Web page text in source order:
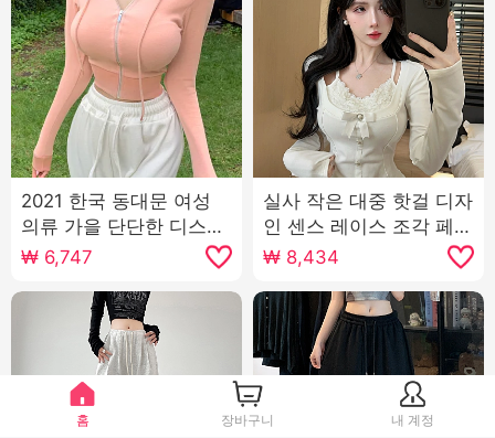
2021 한국 동대문 여성
의류 가을 단단한 디스플
레이 가슴 섹시한 지퍼 얇
은 섹션 후드가 달린 짧은
단락 카디건 작은 외투
₩ 6,747
실사 작은 대중 핫걸 디자
인 센스 레이스 조각 페이
크 레이어드 프랑스식 나
비 매듭 몸매 가꾸기 긴팔
맨위
₩ 8,434
홈 장바구니 내 계정